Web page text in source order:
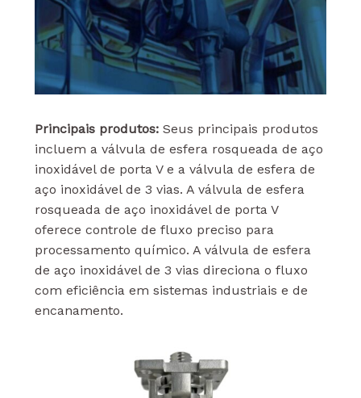
Principais produtos:Seus principais produtos
incluem a válvula de esfera rosqueada de aço
inoxidável de porta V e a válvula de esfera de
aço inoxidável de 3 vias. A válvula de esfera
rosqueada de aço inoxidável de porta V
oferece controle de fluxo preciso para
processamento químico. A válvula de esfera
de aço inoxidável de 3 vias direciona o fluxo
com eficiência em sistemas industriais e de
encanamento.